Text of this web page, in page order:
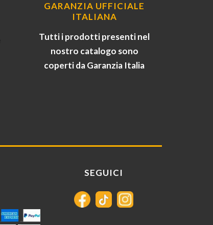
GARANZIA UFFICIALE
ITALIANA
Tutti i prodotti presenti nel
nostro catalogo sono
coperti da Garanzia Italia
SEGUICI